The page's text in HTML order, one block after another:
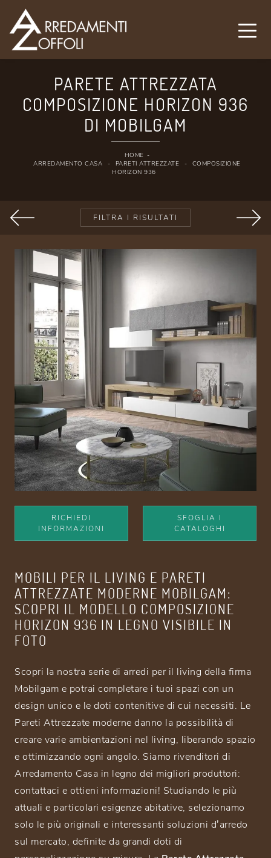
PARETE ATTREZZATA
COMPOSIZIONE HORIZON 936
DI MOBILGAM
HOME -
ARREDAMENTO CASA
- PARETI ATTREZZATE -
COMPOSIZIONE
HORIZON 936
FILTRA I RISULTATI
RICHIEDI
INFORMAZIONI
SFOGLIA I
CATALOGHI
MOBILI PER IL LIVING E PARETI
ATTREZZATE MODERNE MOBILGAM:
SCOPRI IL MODELLO COMPOSIZIONE
HORIZON 936 IN LEGNO VISIBILE IN
FOTO
Scopri la nostra serie di arredi per il living della firma
Mobilgam e potrai completare i tuoi spazi con un
design unico e le doti contenitive di cui necessiti. Le
Pareti Attrezzate moderne danno la possibilità di
creare varie ambientazioni nel living, liberando spazio
e ottimizzando ogni angolo. Siamo rivenditori di
Arredamento Casa in legno dei migliori produttori:
contattaci e ottieni informazioni! Studiando le più
attuali e particolari esigenze abitative, selezionamo
solo le più originali e interessanti soluzioni d’arredo
sul mercato, definite da grandi doti di